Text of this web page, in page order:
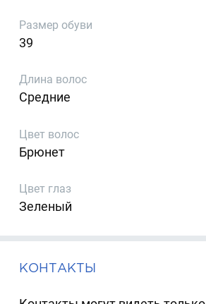
Размер обуви
39
Длина волос
Средние
Цвет волос
Брюнет
Цвет глаз
Зеленый
КОНТАКТЫ